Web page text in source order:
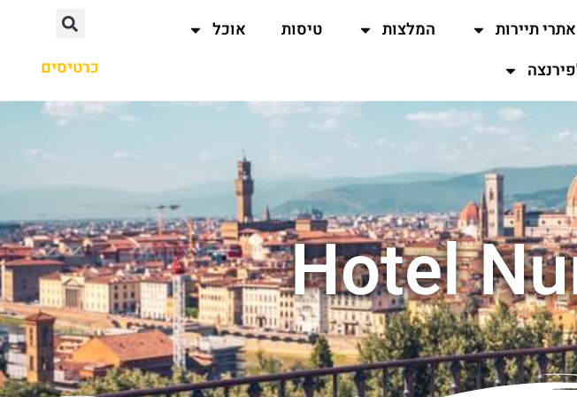
אתרי תיירות המלצות טיסות
אוכל
כרטיסים
Hotel